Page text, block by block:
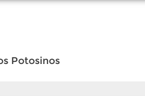
Potosinos